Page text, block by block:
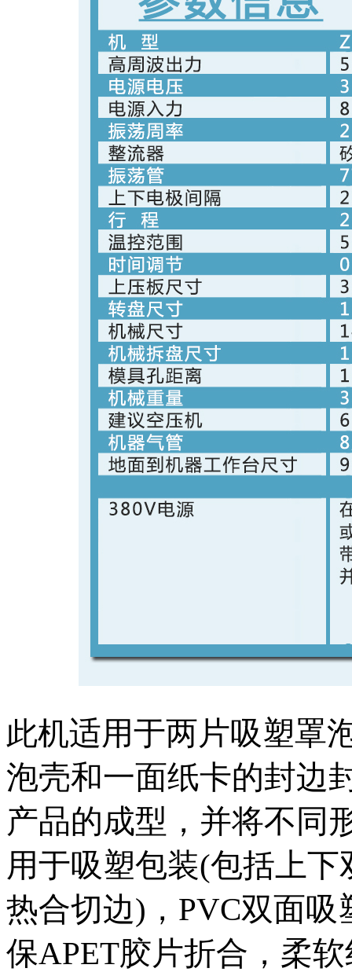
此机适用于两片吸塑罩
泡壳和一面纸卡的封边
产品的成型，并将不同
用于吸塑包装(包括上
热合切边)，PVC双面
保APET胶片折合，柔